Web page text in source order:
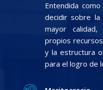
Entendida
decidir sobre la
mayor
propios
y la estructura
para el logro de